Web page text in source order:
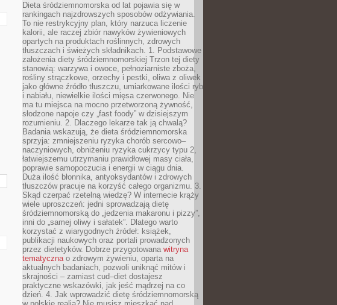
Dieta śródziemnomorska od lat pojawia się w
rankingach najzdrowszych sposobów odżywiania.
To nie restrykcyjny plan, który narzuca liczenie
kalorii, ale raczej zbiór nawyków żywieniowych
opartych na produktach roślinnych, zdrowych
tłuszczach i świeżych składnikach. 1. Podstawowe
założenia diety śródziemnomorskiej Trzon tej diety
stanowią: warzywa i owoce, pełnoziarniste zboża,
rośliny strączkowe, orzechy i pestki, oliwa z oliwek
jako główne źródło tłuszczu, umiarkowane ilości ryb
i nabiału, niewielkie ilości mięsa czerwonego. Nie
ma tu miejsca na mocno przetworzoną żywność,
słodzone napoje czy „fast foody” w dzisiejszym
rozumieniu. 2. Dlaczego lekarze tak ją chwalą?
Badania wskazują, że dieta śródziemnomorska
sprzyja: zmniejszeniu ryzyka chorób sercowo–
naczyniowych, obniżeniu ryzyka cukrzycy typu 2,
łatwiejszemu utrzymaniu prawidłowej masy ciała,
poprawie samopoczucia i energii w ciągu dnia.
Duża ilość błonnika, antyoksydantów i zdrowych
tłuszczów pracuje na korzyść całego organizmu. 3.
Skąd czerpać rzetelną wiedzę? W internecie krąży
wiele uproszczeń: jedni sprowadzają dietę
śródziemnomorską do „jedzenia makaronu i pizzy”,
inni do „samej oliwy i sałatek”. Dlatego warto
korzystać z wiarygodnych źródeł: książek,
publikacji naukowych oraz portali prowadzonych
przez dietetyków. Dobrze przygotowana witryna
tematycznao zdrowym żywieniu, oparta na
aktualnych badaniach, pozwoli uniknąć mitów i
skrajności – zamiast cud–diet dostajesz
praktyczne wskazówki, jak jeść mądrzej na co
dzień. 4. Jak wprowadzić dietę śródziemnomorską